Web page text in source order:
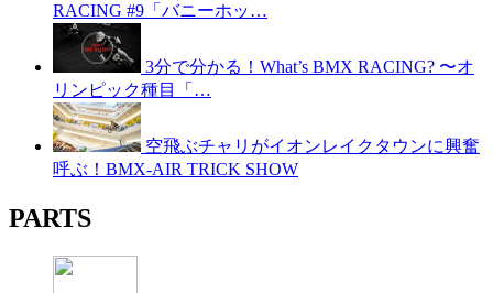
RACING #9「バニーホッ…
3分で分かる！What’s BMX RACING? 〜オ
リンピック種目「…
空飛ぶチャリがイオンレイクタウンに興奮
呼ぶ！BMX-AIR TRICK SHOW
PARTS